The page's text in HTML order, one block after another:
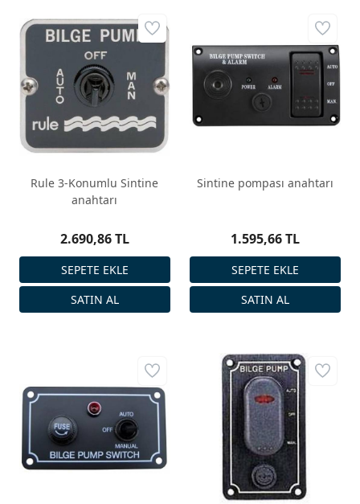
Rule 3-Konumlu Sintine
anahtarı
2.690,86 TL
Sintine pompası anahtarı
1.595,66 TL